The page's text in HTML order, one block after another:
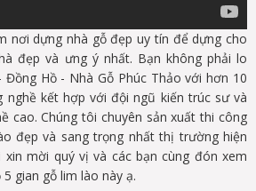
nơi dựng nhà gỗ đẹp uy tín để dựng cho
đẹp và ưng ý nhất. Bạn không phải lo
Hồ - Nhà Gỗ Phúc Thảo với hơn 10
nghề kết hợp với đội ngũ kiến trúc sư và
cao. Chúng tôi chuyên sản xuất thi công
đẹp và sang trọng nhất thị trường hiện
xin mời quý vị và các bạn cùng đón xem
gian gỗ lim lào này ạ.